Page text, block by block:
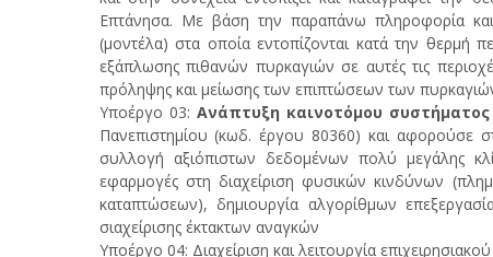
Επτάνησα. Με βάση την παραπάνω πληροφορία
(μοντέλα) στα οποία εντοπίζονται κατά την θερμή
εξάπλωσης πιθανών πυρκαγιών σε αυτές τις
πρόληψης και μείωσης των επιπτώσεων των
Υποέργο 03: Ανάπτυξη καινοτόμου
Πανεπιστημίου (κωδ. έργου 80360) και αφορούσε
συλλογή αξιόπιστων δεδομένων πολύ μεγάλης
εφαρμογές στη διαχείριση φυσικών κινδύνων
καταπτώσεων), δημιουργία αλγορίθμων
σιαχείρισης έκτακτων αναγκών
Υποέργο 04: Διαχείριση και λειτουργία